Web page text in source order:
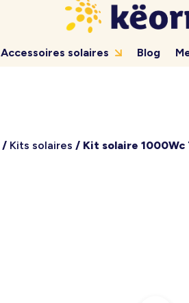
Accessoires solaires Blog
/ Kits solaires / Kit solaire 1000Wc